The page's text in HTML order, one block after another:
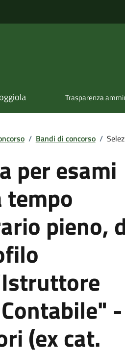
Trasparenza
/ Bandi di concorso /
per esami
tempo
pieno,
-
(ex cat.